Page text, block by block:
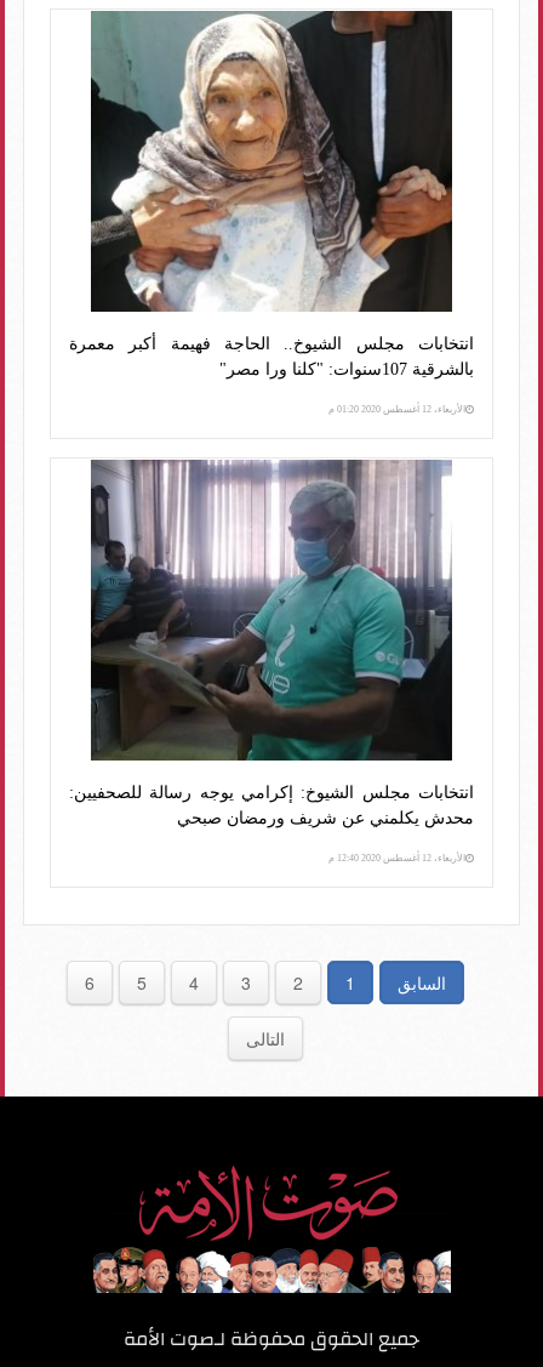
انتخابات مجلس الشيوخ.. الحاجة فهيمة أكبر معمرة
بالشرقية 107سنوات: "كلنا ورا مصر"
الأربعاء، 12 أغسطس 2020 01:20 م
انتخابات مجلس الشيوخ: إكرامي يوجه رسالة للصحفيين:
محدش يكلمني عن شريف ورمضان صبحي
الأربعاء، 12 أغسطس 2020 12:40 م
السابق 1
2
3
4
5
6
التالى
جميع الحقوق محفوظة لـصوت الأمة